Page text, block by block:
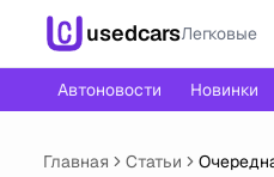
usedcarsЛегковые
Автоновости Новинки
Главная Статьи